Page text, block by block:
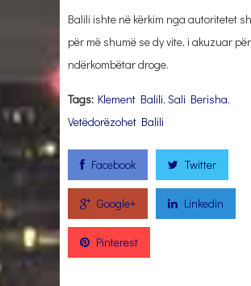
Balili ishte në kërkim nga autoritetet
për më shumë se dy vite, i akuzuar
ndërkombëtar droge.
Tags: Klement Balili, Sali Berisha,
Vetëdorëzohet Balili
Facebook Twitter
Google+ Linkedin
Pinterest